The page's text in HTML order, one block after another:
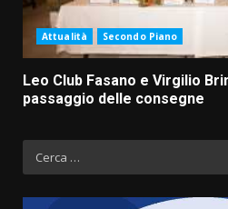
Attualità Secondo Piano
Leo Club Fasano e Virgilio
passaggio delle consegne
Ricerca
per: